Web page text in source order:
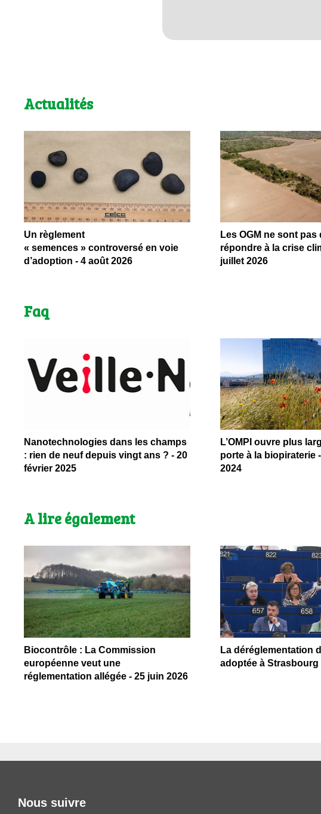
Actualités
Un règlement
« semences » controversé en voie
d’adoption - 4 août 2026
Les OGM ne sont
répondre à la crise
juillet 2026
Faq
Nanotechnologies dans les champs
: rien de neuf depuis vingt ans ? - 20
février 2025
L’OMPI ouvre plus
porte à la biopiraterie
2024
A lire également
Biocontrôle : La Commission
européenne veut une
réglementation allégée - 25 juin 2026
La déréglementation
adoptée à Strasbourg
Nous suivre